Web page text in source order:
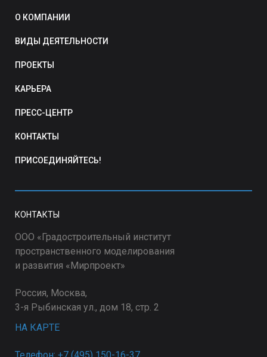
О КОМПАНИИ
ВИДЫ ДЕЯТЕЛЬНОСТИ
ПРОЕКТЫ
КАРЬЕРА
ПРЕСС-ЦЕНТР
КОНТАКТЫ
ПРИСОЕДИНЯЙТЕСЬ!
КОНТАКТЫ
ООО «Градостроительный институт
пространственного моделирования
и развития «Мирпроект»
Россия, Москва,
3-я Рыбинская ул., дом 18, стр. 2
НА КАРТЕ